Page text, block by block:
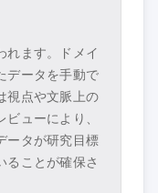
れます。ドメイ
データを手動で
視点や文脈上の
ューにより、
ータが研究目標
ることが確保さ